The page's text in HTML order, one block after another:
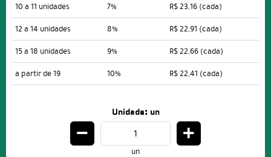
10 a 11 unidades
7% R$ 23,16 (cada)
12 a 14 unidades
8% R$ 22,91 (cada)
15 a 18 unidades
9% R$ 22,66 (cada)
a partir de 19
10% R$ 22,41 (cada)
Unidade: un
un